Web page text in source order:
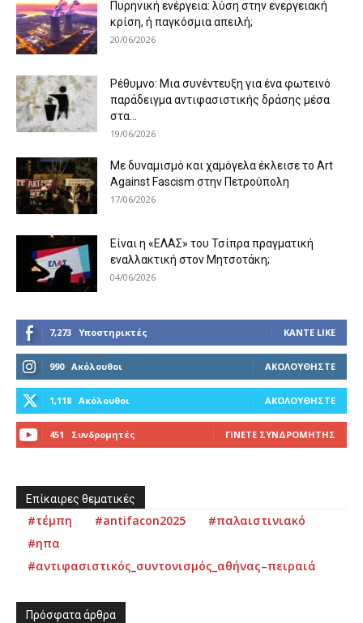
Πυρηνική ενέργεια: λύση στην ενεργειακή
κρίση, ή παγκόσμια απειλή;
20/06/2026
Ρέθυμνο: Μια συνέντευξη για ένα φωτεινό
παράδειγμα αντιφασιστικής δράσης μέσα
στα...
19/06/2026
Με δυναμισμό και χαμόγελα έκλεισε το Art
Against Fascism στην Πετρούπολη
17/06/2026
Είναι η «ΕΛΑΣ» του Τσίπρα πραγματική
εναλλακτική στον Μητσοτάκη;
04/06/2026
7,273 Υποστηρικτές ΚΆΝΤΕ LIKE
990 Ακόλουθοι ΑΚΟΛΟΥΘΉΣΤΕ
1,118 Ακόλουθοι ΑΚΟΛΟΥΘΉΣΤΕ
451 Συνδρομητές ΓΊΝΕΤΕ ΣΥΝΔΡΟΜΗΤΉΣ
Επίκαιρες θεματικές
#τέμπη #antifacon2025
#παλαιστινιακό
#ηπα
#αντιφασιστικός_συντονισμός_αθήνας–πειραιά
Πρόσφατα άρθρα